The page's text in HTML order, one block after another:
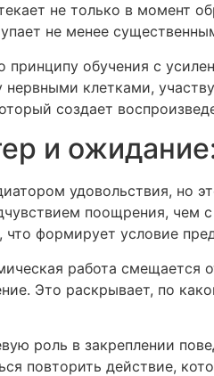
не только в момент
не менее
принципу обучения с
клетками,
создает
и
удовольствия, но
поощрения, чем
что формирует условие
работа смещается
Это раскрывает, по
роль в закреплении
повторить действие,